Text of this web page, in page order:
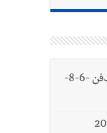
متى
وفاة الحاجة رقية محمد حمودة -الدفن -6-8-
3-8-2026